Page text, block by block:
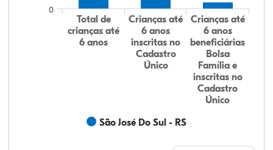
São José Do Sul - RS
Total de
crianças até
6 anos
Crianças até
6 anos
inscritas no
Cadastro
Único
Crianças até
6 anos
beneficiárias
Bolsa
Família e
inscritas no
Cadastro
Único
0